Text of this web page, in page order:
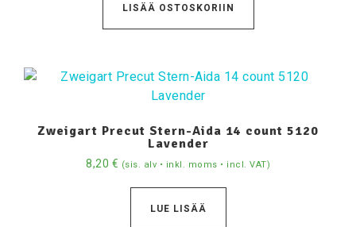
LISÄÄ OSTOSKORIIN
Zweigart Precut Stern-Aida 14 count 5120
Lavender
8,20 € (sis. alv • inkl. moms • incl. VAT)
LUE LISÄÄ